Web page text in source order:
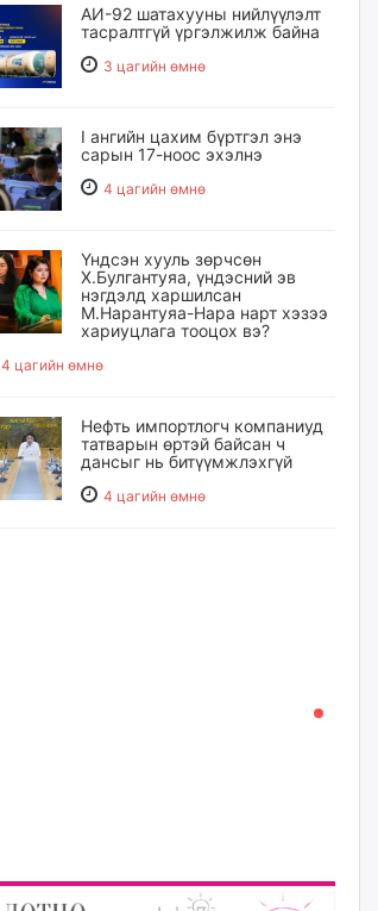
АИ-92 шатахууны нийлүүлэлт
тасралтгүй үргэлжилж байна
3 цагийн өмнө
I ангийн цахим бүртгэл энэ
сарын 17-ноос эхэлнэ
4 цагийн өмнө
Үндсэн хууль зөрчсөн
Х.Булгантуяа, үндэсний эв
нэгдэлд харшилсан
М.Нарантуяа-Нара нарт хэзээ
хариуцлага тооцох вэ?
4 цагийн өмнө
Нефть импортлогч компаниуд
татварын өртэй байсан ч
дансыг нь битүүмжлэхгүй
4 цагийн өмнө
А.Ариунзаяа: Хүний нэр төрийг
Улс өр төлсөөр байна